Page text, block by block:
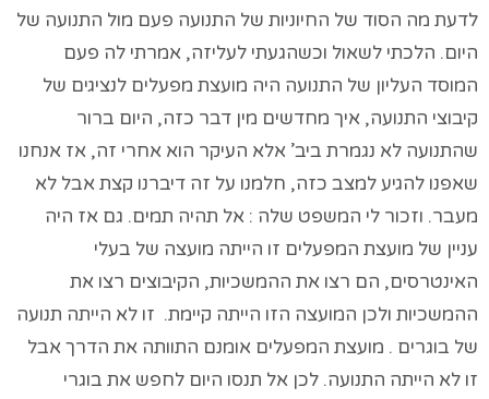
לדעת מה הסוד של החיוניות של התנועה פעם מול התנועה של
היום. הלכתי לשאול וכשהגעתי לעליזה, אמרתי לה פעם
המוסד העליון של התנועה היה מועצת מפעלים לנציגים של
קיבוצי התנועה, איך מחדשים מין דבר כזה, היום ברור
שהתנועה לא נגמרת ביב’ אלא העיקר הוא אחרי זה, אז אנחנו
שאפנו להגיע למצב כזה, חלמנו על זה דיברנו קצת אבל לא
מעבר. וזכור לי המשפט שלה : אל תהיה תמים. גם אז היה
עניין של מועצת המפעלים זו הייתה מועצה של בעלי
האינטרסים, הם רצו את ההמשכיות, הקיבוצים רצו את
ההמשכיות ולכן המועצה הזו הייתה קיימת. זו לא הייתה תנועה
של בוגרים . מועצת המפעלים אומנם התוותה את הדרך אבל
זו לא הייתה התנועה. לכן אל תנסו היום לחפש את בוגרי